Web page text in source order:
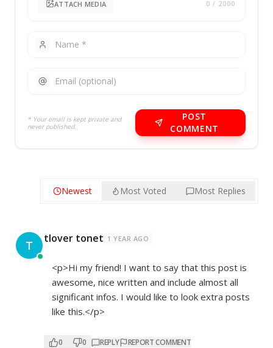
ATTACH MEDIA 0 / 2000
* Your email is kept private and
never published.
POST
COMMENT
Newest Most Voted Most Replies
T tlover tonet 1 YEAR AGO
<p>Hi my friend! I want to say that this post is
awesome, nice written and include almost all
significant infos. I would like to look extra posts
like this.</p>
0 0 REPLY REPORT COMMENT